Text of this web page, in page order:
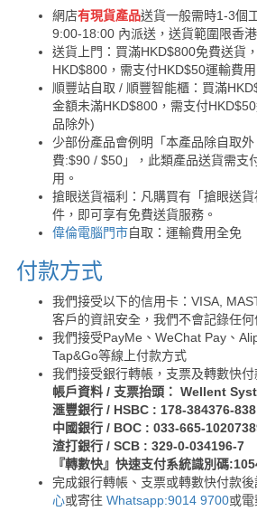
網店有現貨產品送貨一般需時1-3個
9:00-18:00 內派送，送貨範圍限香港
送貨上門：買滿HKD$800免費送貨
HKD$800，需支付HKD$50運輸費
順豐站自取 / 順豐智能櫃：買滿
金額未滿HKD$800，需支付
品除外)
少部份產品會例明「本產品除自取
費:$90 / $50」，此類產品送貨需支
用。
搶眼送貨福利：凡購買有「搶眼送
件，即可享有免費送貨服務。
偉倫電腦門市自取：運輸費用全免
付款方式
我們接受以下的信用卡：VISA,
客戶的資訊安全，我們不會記錄任
我們接受PayMe、WeChat Pay、
Tap&Go等線上付款方式
我們接受銀行轉帳，支票及轉數快付
帳戶資料 / 支票抬頭： Wellent
滙豐銀行 / HSBC : 178-384376-838
中國銀行 / BOC : 033-665-
渣打銀行 / SCB : 329-0-034196-7
『轉數快』快速支付系統識別碼
完成銀行轉帳、支票或轉數快付款
心或寄往 Whatsapp:9014 9700或電